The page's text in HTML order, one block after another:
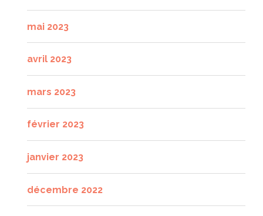
mai 2023
avril 2023
mars 2023
février 2023
janvier 2023
décembre 2022